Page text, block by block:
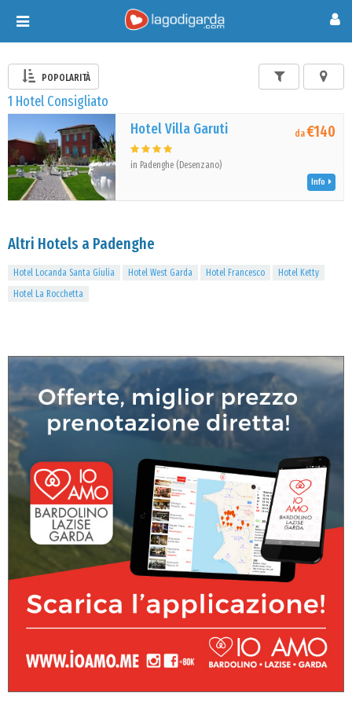
Toggle
navigation
POPOLARITÀ
1 Hotel Consigliato
Hotel Villa Garuti
in Padenghe (Desenzano)
da€140
Info
Altri Hotels a Padenghe
Hotel Locanda Santa Giulia Hotel West Garda Hotel Francesco
Hotel Ketty
Hotel La Rocchetta